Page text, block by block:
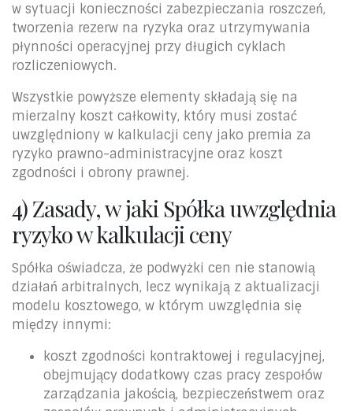
w sytuacji konieczności zabezpieczania roszczeń,
tworzenia rezerw na ryzyka oraz utrzymywania
płynności operacyjnej przy długich cyklach
rozliczeniowych.
Wszystkie powyższe elementy składają się na
mierzalny koszt całkowity, który musi zostać
uwzględniony w kalkulacji ceny jako premia za
ryzyko prawno-administracyjne oraz koszt
zgodności i obrony prawnej.
4) Zasady, w jaki Spółka uwzględnia
ryzyko w kalkulacji ceny
Spółka oświadcza, że podwyżki cen nie stanowią
działań arbitralnych, lecz wynikają z aktualizacji
modelu kosztowego, w którym uwzględnia się
między innymi:
koszt zgodności kontraktowej i regulacyjnej,
obejmujący dodatkowy czas pracy zespołów
zarządzania jakością, bezpieczeństwem oraz